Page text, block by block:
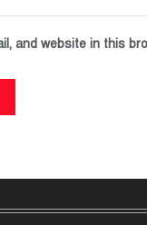
and website in this